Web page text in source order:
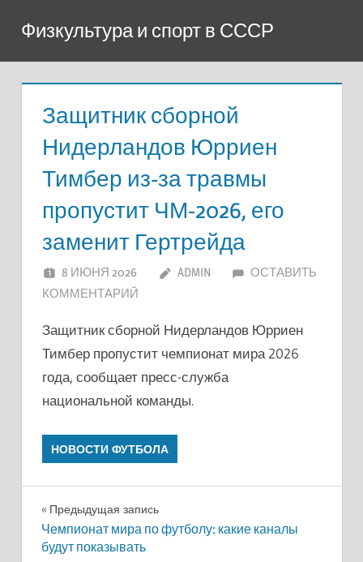
содержимому
Физкультура и спорт в СССР
Защитник сборной
Нидерландов Юрриен
Тимбер из-за травмы
пропустит ЧМ-2026, его
заменит Гертрейда
8 ИЮНЯ 2026 ADMIN
ОСТАВИТЬ
КОММЕНТАРИЙ
Защитник сборной Нидерландов Юрриен
Тимбер пропустит чемпионат мира 2026
года, сообщает пресс-служба
национальной команды.
НОВОСТИ ФУТБОЛА
Навигация
по
Предыдущая запись
Чемпионат мира по футболу: какие каналы
будут показывать